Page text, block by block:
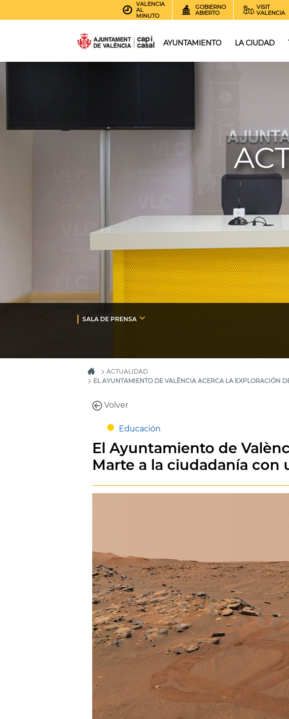
VALENCIA
AL
MINUTO
GOBIERNO
ABIERTO
VISIT
VALENCIA
AYUNTAMIENTO LA CIUDAD
SALA DE PRENSA
ACTUALIDAD
EL AYUNTAMIENTO DE VALÈNCIA ACERCA LA EXPLORACIÓN
Volver
Educación
El Ayuntamiento de
Marte a la ciudadanía con